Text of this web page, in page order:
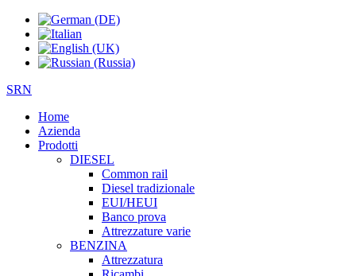
SRN
Home
Azienda
Prodotti
DIESEL
Common rail
Diesel tradizionale
EUI/HEUI
Banco prova
Attrezzature varie
BENZINA
Attrezzatura